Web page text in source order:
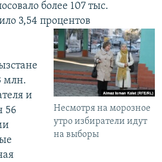
более 107 тыс.
3,54 процентов
Несмотря на морозное
утро избиратели идут
на выборы
млн.
и
56